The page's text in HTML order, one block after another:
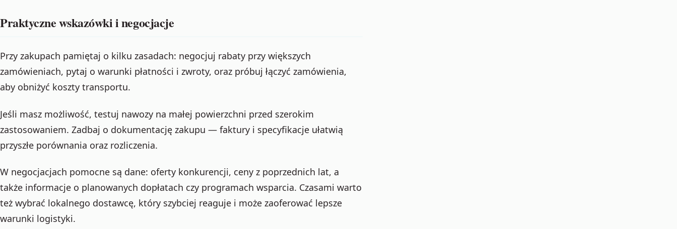
Praktyczne wskazówki i negocjacje
Przy zakupach pamiętaj o kilku zasadach: negocjuj rabaty przy większych
zamówieniach, pytaj o warunki płatności i zwroty, oraz próbuj łączyć zamówienia,
aby obniżyć koszty transportu.
Jeśli masz możliwość, testuj nawozy na małej powierzchni przed szerokim
zastosowaniem. Zadbaj o dokumentację zakupu — faktury i specyfikacje ułatwią
przyszłe porównania oraz rozliczenia.
W negocjacjach pomocne są dane: oferty konkurencji, ceny z poprzednich lat, a
także informacje o planowanych dopłatach czy programach wsparcia. Czasami warto
też wybrać lokalnego dostawcę, który szybciej reaguje i może zaoferować lepsze
warunki logistyki.